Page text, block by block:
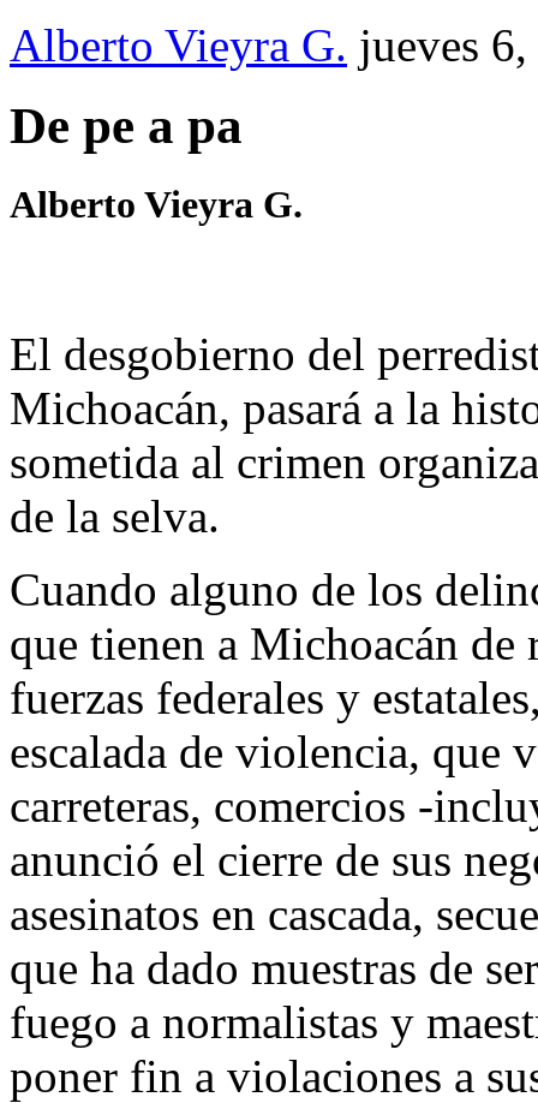
Alberto Vieyra G. jueves
De pe a pa
Alberto Vieyra G.
El desgobierno del
Michoacán, pasará a la
sometida al crimen
de la selva.
Cuando alguno de los
que tienen a Michoacán
fuerzas federales y
escalada de violencia, que
carreteras, comercios -
anunció el cierre de sus
asesinatos en cascada,
que ha dado muestras de
fuego a normalistas y
poner fin a violaciones a